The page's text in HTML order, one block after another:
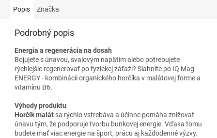
Popis
Značka
Podrobný popis
Energia a regenerácia na dosah
Bojujete s únavou, svalovým napätím alebo potrebujete
rýchlejšie regenerovať po fyzickej záťaži? Siahnite po IQ Mag
ENERGY - kombinácii organického horčíka v malátovej forme a
vitamínu B6.
Výhody produktu
Horčík malát sa rýchlo vstrebáva a účinne pomáha znižovať
únavu tým, že podporuje tvorbu bunkovej energie. Vďaka tomu
budete mať viac energie na šport, prácu aj každodenné výzvy.